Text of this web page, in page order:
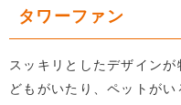
タワーファン
スッキリとしたデザイン
どもがいたり、ペットがい